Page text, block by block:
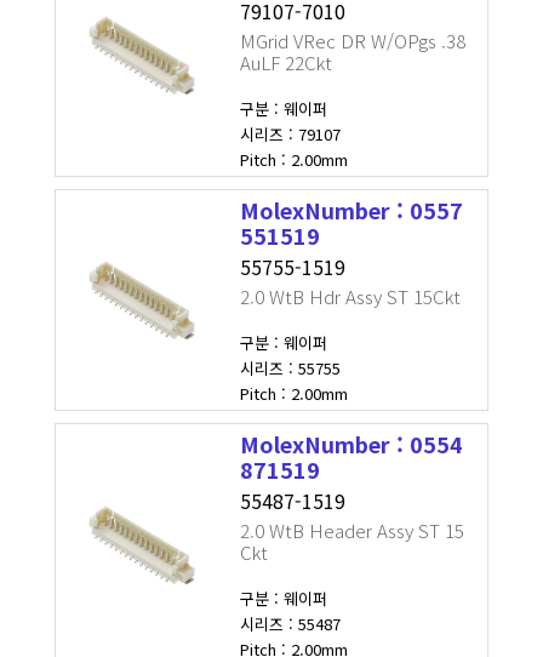
79107-7010
MGrid VRec DR W/OPgs .38
AuLF 22Ckt
구분 : 웨이퍼
시리즈 : 79107
Pitch : 2.00mm
MolexNumber : 0557
551519
55755-1519
2.0 WtB Hdr Assy ST 15Ckt
구분 : 웨이퍼
시리즈 : 55755
Pitch : 2.00mm
MolexNumber : 0554
871519
55487-1519
2.0 WtB Header Assy ST 15
Ckt
구분 : 웨이퍼
시리즈 : 55487
Pitch : 2.00mm